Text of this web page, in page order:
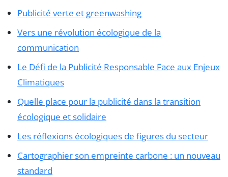
Publicité verte et greenwashing
Vers une révolution écologique de la
communication
Le Défi de la Publicité Responsable Face aux Enjeux
Climatiques
Quelle place pour la publicité dans la transition
écologique et solidaire
Les réflexions écologiques de figures du secteur
Cartographier son empreinte carbone : un nouveau
standard